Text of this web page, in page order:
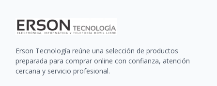
Erson Tecnología reúne una selección de productos
preparada para comprar online con confianza, atención
cercana y servicio profesional.